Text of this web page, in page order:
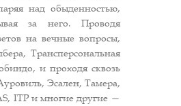
над обыденностью,
за него. Проводя
на вечные вопросы,
Трансперсональная
и проходя сквозь
Эсален, Тамера,
ITP и многие другие —